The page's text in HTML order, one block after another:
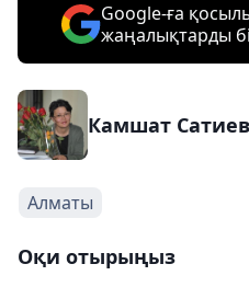
Google-ға
жаңалықтарды
Камшат
Алматы
Оқи отырыңыз